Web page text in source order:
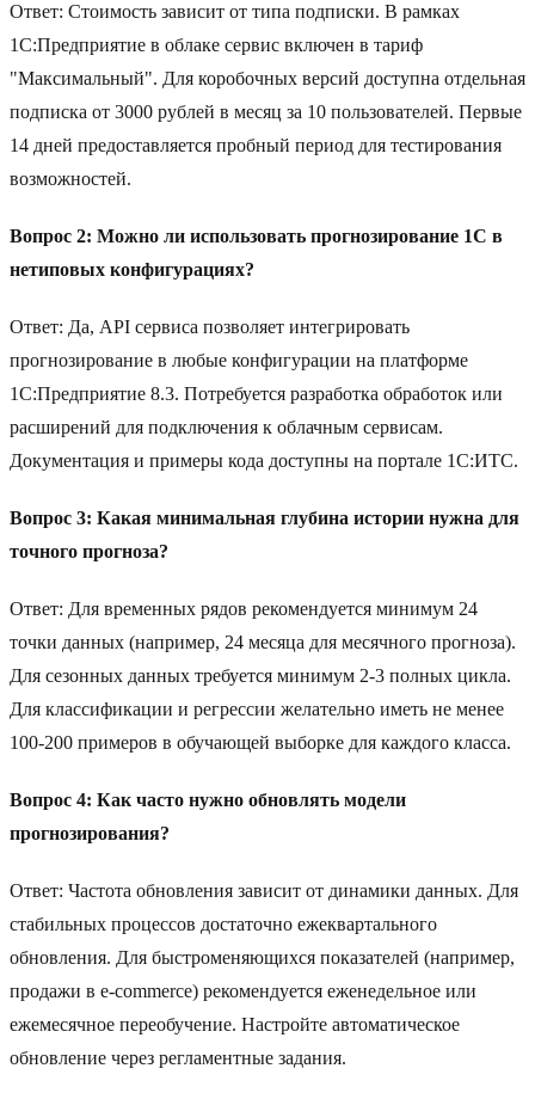
Ответ: Стоимость зависит от типа подписки. В рамках
1С:Предприятие в облаке сервис включен в тариф
"Максимальный". Для коробочных версий доступна отдельная
подписка от 3000 рублей в месяц за 10 пользователей. Первые
14 дней предоставляется пробный период для тестирования
возможностей.
Вопрос 2: Можно ли использовать прогнозирование 1С в
нетиповых конфигурациях?
Ответ: Да, API сервиса позволяет интегрировать
прогнозирование в любые конфигурации на платформе
1С:Предприятие 8.3. Потребуется разработка обработок или
расширений для подключения к облачным сервисам.
Документация и примеры кода доступны на портале 1С:ИТС.
Вопрос 3: Какая минимальная глубина истории нужна для
точного прогноза?
Ответ: Для временных рядов рекомендуется минимум 24
точки данных (например, 24 месяца для месячного прогноза).
Для сезонных данных требуется минимум 2-3 полных цикла.
Для классификации и регрессии желательно иметь не менее
100-200 примеров в обучающей выборке для каждого класса.
Вопрос 4: Как часто нужно обновлять модели
прогнозирования?
Ответ: Частота обновления зависит от динамики данных. Для
стабильных процессов достаточно ежеквартального
обновления. Для быстроменяющихся показателей (например,
продажи в e-commerce) рекомендуется еженедельное или
ежемесячное переобучение. Настройте автоматическое
обновление через регламентные задания.